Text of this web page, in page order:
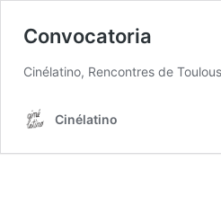
Convocatoria
Cinélatino, Rencontres de
Cinélatino